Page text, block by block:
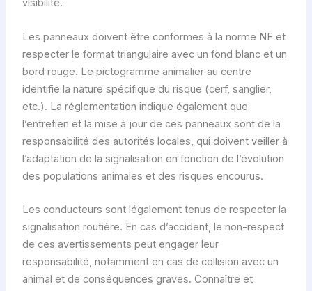
visibilité.
Les panneaux doivent être conformes à la norme NF et
respecter le format triangulaire avec un fond blanc et un
bord rouge. Le pictogramme animalier au centre
identifie la nature spécifique du risque (cerf, sanglier,
etc.). La réglementation indique également que
l’entretien et la mise à jour de ces panneaux sont de la
responsabilité des autorités locales, qui doivent veiller à
l’adaptation de la signalisation en fonction de l’évolution
des populations animales et des risques encourus.
Les conducteurs sont légalement tenus de respecter la
signalisation routière. En cas d’accident, le non-respect
de ces avertissements peut engager leur
responsabilité, notamment en cas de collision avec un
animal et de conséquences graves. Connaître et